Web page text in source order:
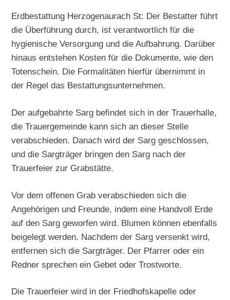
Erdbestattung Herzogenaurach St: Der Bestatter führt
die Überführung durch, ist verantwortlich für die
hygienische Versorgung und die Aufbahrung. Darüber
hinaus entstehen Kosten für die Dokumente, wie den
Totenschein. Die Formalitäten hierfür übernimmt in
der Regel das Bestattungsunternehmen.
Der aufgebahrte Sarg befindet sich in der Trauerhalle,
die Trauergemeinde kann sich an dieser Stelle
verabschieden. Danach wird der Sarg geschlossen,
und die Sargträger bringen den Sarg nach der
Trauerfeier zur Grabstätte.
Vor dem offenen Grab verabschieden sich die
Angehörigen und Freunde, indem eine Handvoll Erde
auf den Sarg geworfen wird. Blumen können ebenfalls
beigelegt werden. Nachdem der Sarg versenkt wird,
entfernen sich die Sargträger. Der Pfarrer oder ein
Redner sprechen ein Gebet oder Trostworte.
Die Trauerfeier wird in der Friedhofskapelle oder